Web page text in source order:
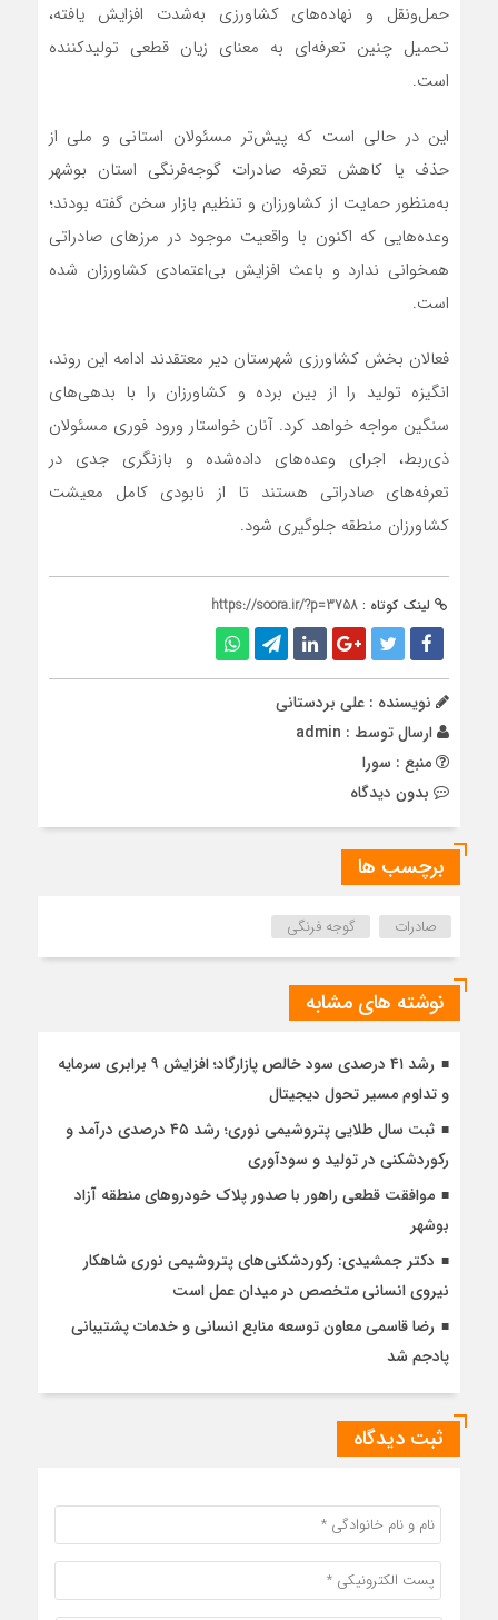
حمل‌ونقل و نهاده‌های کشاورزی به‌شدت افزایش یافته،
تحمیل چنین تعرفه‌ای به معنای زیان قطعی تولیدکننده
است.
این در حالی است که پیش‌تر مسئولان استانی و ملی از
حذف یا کاهش تعرفه صادرات گوجه‌فرنگی استان بوشهر
به‌منظور حمایت از کشاورزان و تنظیم بازار سخن گفته بودند؛
وعده‌هایی که اکنون با واقعیت موجود در مرزهای صادراتی
همخوانی ندارد و باعث افزایش بی‌اعتمادی کشاورزان شده
است.
فعالان بخش کشاورزی شهرستان دیر معتقدند ادامه این روند،
انگیزه تولید را از بین برده و کشاورزان را با بدهی‌های
سنگین مواجه خواهد کرد. آنان خواستار ورود فوری مسئولان
ذی‌ربط، اجرای وعده‌های داده‌شده و بازنگری جدی در
تعرفه‌های صادراتی هستند تا از نابودی کامل معیشت
کشاورزان منطقه جلوگیری شود.
لینک کوتاه : https://soora.ir/?p=3758
نویسنده : علی بردستانی
ارسال توسط : admin
منبع : سورا
بدون دیدگاه
برچسب ها
صادرات گوجه فرنگی
نوشته های مشابه
رشد ۴۱ درصدی سود خالص پازارگاد؛ افزایش ۹ برابری سرمایه
و تداوم مسیر تحول دیجیتال
ثبت سال طلایی پتروشیمی نوری؛ رشد ۴۵ درصدی درآمد و
رکوردشکنی در تولید و سودآوری
موافقت قطعی راهور با صدور پلاک خودروهای منطقه آزاد
بوشهر
دکتر جمشیدی: رکوردشکنی‌های پتروشیمی نوری شاهکار
نیروی انسانی متخصص در میدان عمل است
رضا قاسمی معاون توسعه منابع انسانی و خدمات پشتیبانی
پادجم شد
ثبت دیدگاه